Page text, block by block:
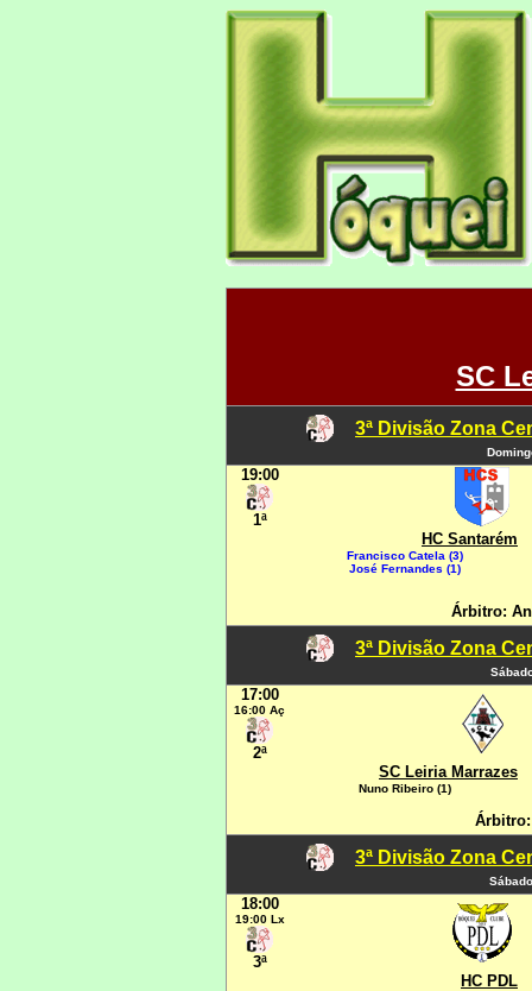
SC
3ª Divisão Zona
19:00
1ª
HC Santarém
Francisco Catela (3)
José Fernandes (1)
Árbitro:
3ª Divisão Zona
17:00
16:00 Aç
2ª
SC Leiria Marrazes
Nuno Ribeiro (1)
3ª Divisão Zona
18:00
19:00 Lx
3ª
HC PDL